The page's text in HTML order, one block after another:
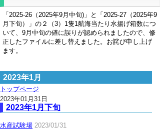
「2025-26（2025年9月中旬)」と「2025-27（2025年9
月下旬）」の２（3）1隻1航海当たり水揚げ箱数につ
いて、9月中旬の値に誤りが認められましたので、修
正したファイルに差し替えました。お詫び申し上げ
ます。
2023年1月
トップページ
2023年01月31日
2023年1月下旬
水産試験場 2023/01/31